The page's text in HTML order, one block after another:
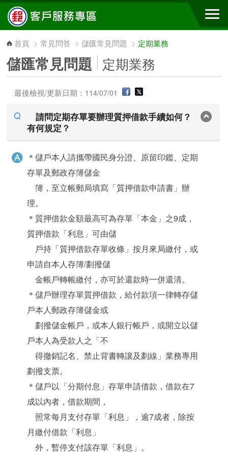
跳到主要內容區塊
首頁 >常見問答 >儲匯常見問題 > 定期業務
儲匯常見問題 定期業務
最後檢視/更新日期：114/07/01
請問定期存單要辦理質押借款手續如何？
有何規定？
＊儲戶本人請攜帶國民身分證、原留印鑑、定期
存單及郵政存簿儲金
簿，至立帳郵局填寫「質押借款申請書」辦
理。
＊質押借款金額最高可為存單「本金」之9成，
質押借款「利息」可由儲
戶持「質押借款存單收條」按月來局繳付，或
申請自本人存簿/劃撥儲
金帳戶轉帳繳付，亦可於還款時一併還清。
＊儲戶辦理存單質押借款，給付款項一律轉存儲
戶本人郵政存簿儲金或
劃撥儲金帳戶，或本人銀行帳戶，或開立以儲
戶本人為受款人之「不
得撤銷記名、禁止背書轉讓及劃線」業務專用
劃撥支票。
＊儲戶以「分期付息」存單申請借款，借款在7
成以內者，借款期間，
照常每月支付存單「利息」，逾7成者，除按
月繳付借款「利息」
外，暫停支付該存單「利息」。